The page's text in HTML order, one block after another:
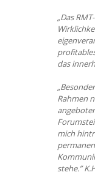
„Das
das
Rahmen
mich
stehe.”